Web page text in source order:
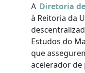
A Diretoria
à Reitoria da
Estudos do
que
acelerador